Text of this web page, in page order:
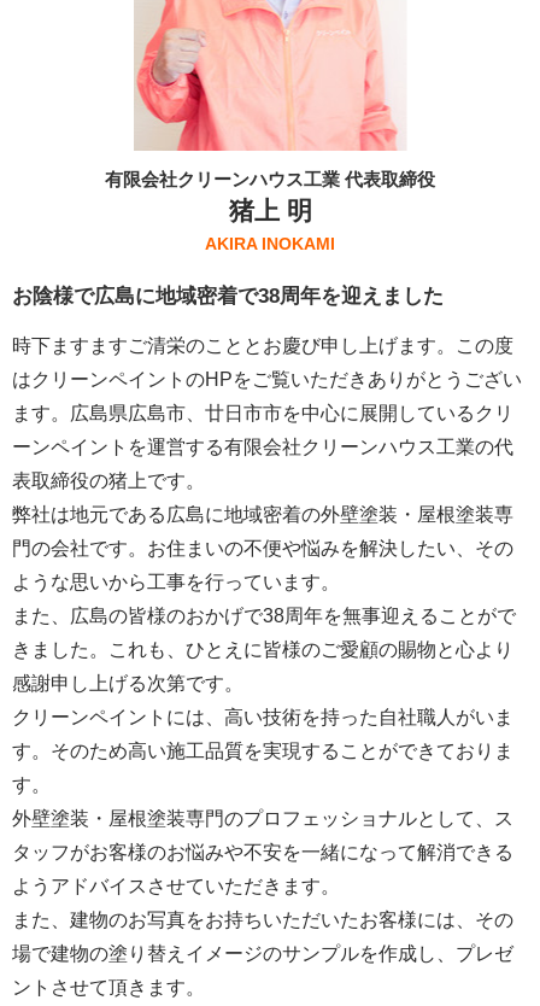
有限会社クリーンハウス工業 代表取締役
猪上 明
AKIRA INOKAMI
お陰様で広島に地域密着で38周年を迎えました
時下ますますご清栄のこととお慶び申し上げます。この度
はクリーンペイントのHPをご覧いただきありがとうござい
ます。広島県広島市、廿日市市を中心に展開しているクリ
ーンペイントを運営する有限会社クリーンハウス工業の代
表取締役の猪上です。
弊社は地元である広島に地域密着の外壁塗装・屋根塗装専
門の会社です。お住まいの不便や悩みを解決したい、その
ような思いから工事を行っています。
また、広島の皆様のおかげで38周年を無事迎えることがで
きました。これも、ひとえに皆様のご愛顧の賜物と心より
感謝申し上げる次第です。
クリーンペイントには、高い技術を持った自社職人がいま
す。そのため高い施工品質を実現することができておりま
す。
外壁塗装・屋根塗装専門のプロフェッショナルとして、ス
タッフがお客様のお悩みや不安を一緒になって解消できる
ようアドバイスさせていただきます。
また、建物のお写真をお持ちいただいたお客様には、その
場で建物の塗り替えイメージのサンプルを作成し、プレゼ
ントさせて頂きます。